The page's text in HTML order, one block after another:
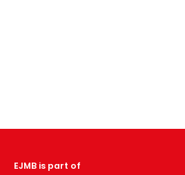
EJMB is part of